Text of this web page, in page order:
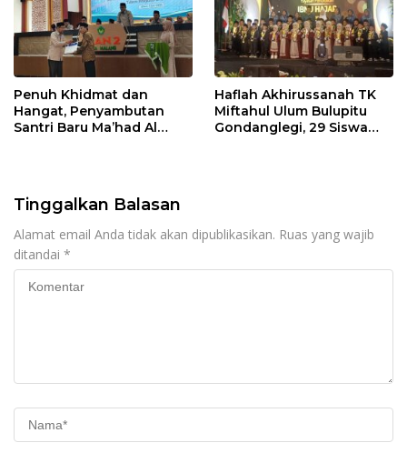
Penuh Khidmat dan
Hangat, Penyambutan
Santri Baru Ma’had Al
Haflah Akhirussanah TK
Miftahul Ulum Bulupitu
Gondanglegi, 29 Siswa
Tinggalkan Balasan
Alamat email Anda tidak akan dipublikasikan. Ruas yang wajib
ditandai *